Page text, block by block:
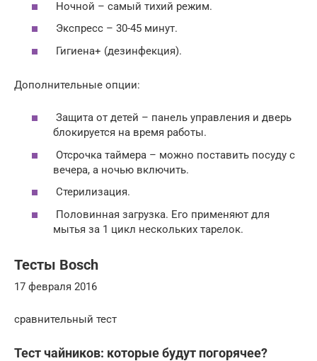
Ночной – самый тихий режим.
Экспресс – 30-45 минут.
Гигиена+ (дезинфекция).
Дополнительные опции:
Защита от детей – панель управления и дверь
блокируется на время работы.
Отсрочка таймера – можно поставить посуду с
вечера, а ночью включить.
Стерилизация.
Половинная загрузка. Его применяют для
мытья за 1 цикл нескольких тарелок.
Тесты Bosch
17 февраля 2016
сравнительный тест
Тест чайников: которые будут погорячее?